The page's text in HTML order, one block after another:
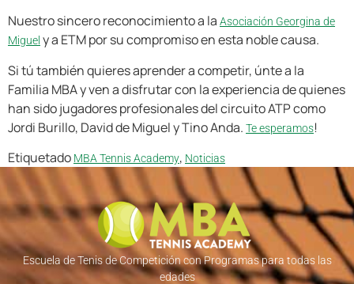
Nuestro sincero reconocimiento a la Asociación Georgina de
Miguel y a ETM por su compromiso en esta noble causa.
Si tú también quieres aprender a competir, únte a la
Familia MBA y ven a disfrutar con la experiencia de quienes
han sido jugadores profesionales del circuito ATP como
Jordi Burillo, David de Miguel y Tino Anda. Te esperamos!
Etiquetado MBA Tennis Academy, Noticias
Escuela de Tenis de Competición con Programas para todas las
edades